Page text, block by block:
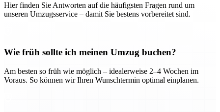
Hier finden Sie Antworten auf die häufigsten Fragen rund um
unseren Umzugsservice – damit Sie bestens vorbereitet sind.
Wie früh sollte ich meinen Umzug buchen?
Am besten so früh wie möglich – idealerweise 2–4 Wochen im
Voraus. So können wir Ihren Wunschtermin optimal einplanen.